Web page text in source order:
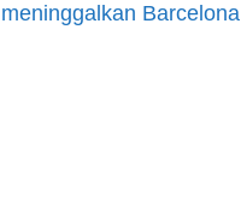
meninggalkan Barcelona